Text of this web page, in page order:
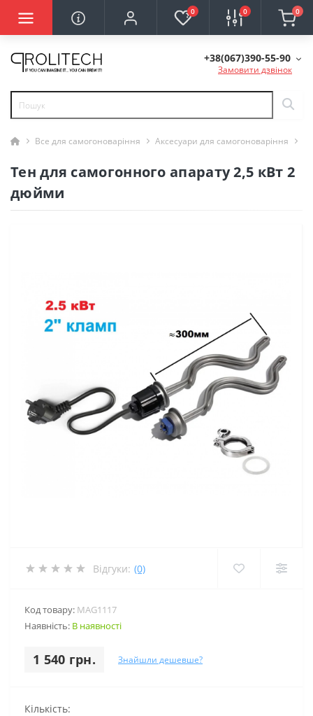
0 0 0
+38(067)390-55-90
Замовити дзвінок
Все для самогоноваріння Аксесуари для самогоноваріння
Тен для самогонного апарату 2,5 кВт 2
дюйми
Відгуки: (0)
Код товару: MAG1117
Наявність: В наявності
1 540 грн. Знайшли дешевше?
Кількість: